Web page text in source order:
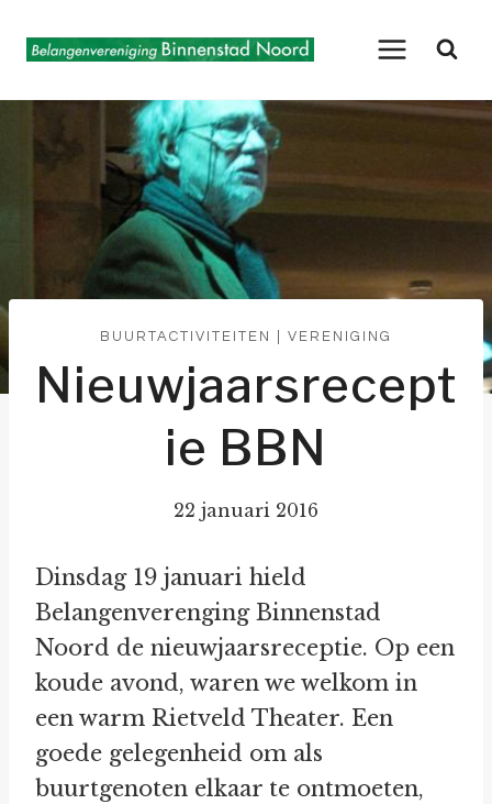
naar
BUURTACTIVITEITEN VERENIGING
Nieuwjaarsrecept
ie BBN
22 januari 2016
Dinsdag 19 januari hield
Belangenverenging Binnenstad
Noord de nieuwjaarsreceptie. Op een
koude avond, waren we welkom in
een warm Rietveld Theater. Een
goede gelegenheid om als
buurtgenoten elkaar te ontmoeten,